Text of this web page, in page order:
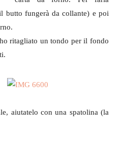
butto fungerà da collante) e poi
ritagliato un tondo per il fondo
aiutatelo con una spatolina (la